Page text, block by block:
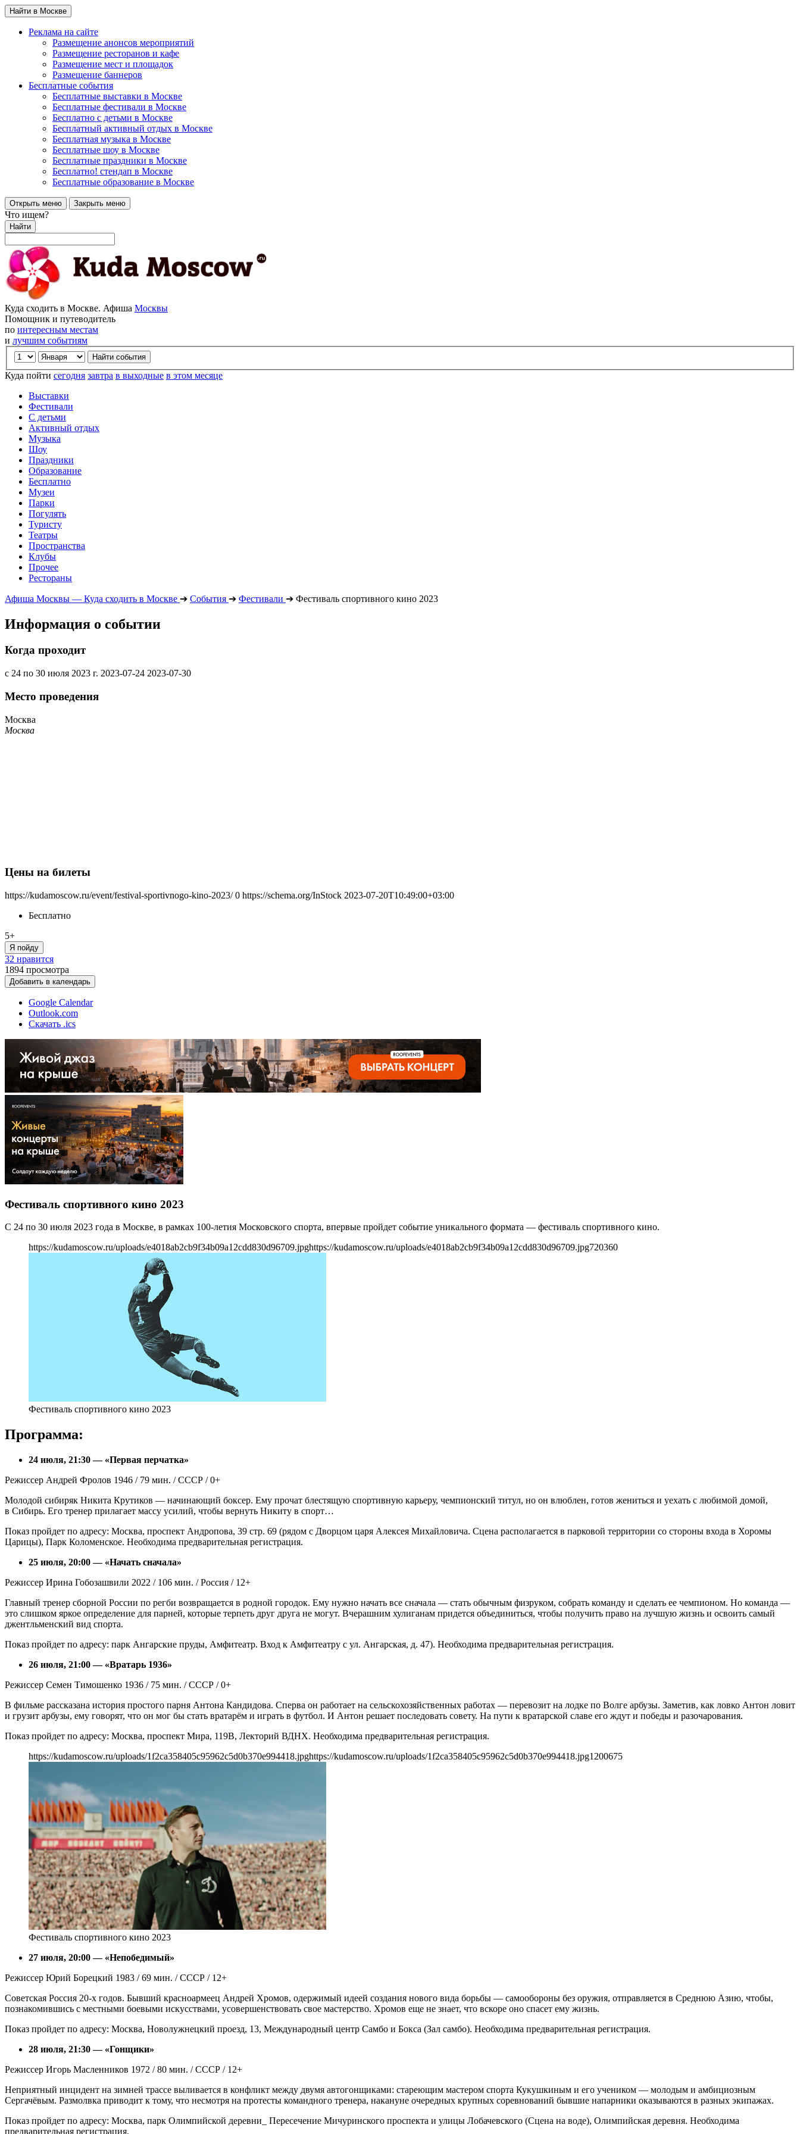
Найти в Москве
Реклама на сайте
Размещение анонсов мероприятий
Размещение ресторанов и кафе
Размещение мест и площадок
Размещение баннеров
Бесплатные события
Бесплатные выставки в Москве
Бесплатные фестивали в Москве
Бесплатно с детьми в Москве
Бесплатный активный отдых в Москве
Бесплатная музыка в Москве
Бесплатные шоу в Москве
Бесплатные праздники в Москве
Бесплатно! стендап в Москве
Бесплатные образование в Москве
Открыть меню Закрыть меню
Что ищем?
Найти
Куда сходить в Москве. Афиша Москвы
Помощник и путеводитель
по интересным местам
и лучшим событиям
Куда пойти сегодня завтра в выходные в этом месяце
Выставки
Фестивали
С детьми
Активный отдых
Музыка
Шоу
Праздники
Образование
Бесплатно
Музеи
Парки
Погулять
Туристу
Театры
Пространства
Клубы
Прочее
Рестораны
Афиша Москвы — Куда сходить в Москве ➔ События ➔ Фестивали ➔ Фестиваль спортивного кино 2023
Информация о событии
Когда проходит
с 24 по 30 июля 2023 г. 2023-07-24 2023-07-30
Место проведения
Москва
Москва
Цены на билеты
https://kudamoscow.ru/event/festival-sportivnogo-kino-2023/ 0 https://schema.org/InStock 2023-07-20T10:49:00+03:00
Бесплатно
5+
Я пойду
32 нравится
1894 просмотра
Добавить в календарь
Google Calendar
Outlook.com
Скачать .ics
Фестиваль спортивного кино 2023
С 24 по 30 июля 2023 года в Москве, в рамках 100-летия Московского спорта, впервые пройдет событие уникального формата — фестиваль спортивного кино.
https://kudamoscow.ru/uploads/e4018ab2cb9f34b09a12cdd830d96709.jpghttps://kudamoscow.ru/uploads/e4018ab2cb9f34b09a12cdd830d96709.jpg720360
Фестиваль спортивного кино 2023
Программа:
24 июля, 21:30 — «Первая перчатка»
Режиссер Андрей Фролов 1946 / 79 мин. / СССР / 0+
Молодой сибиряк Никита Крутиков — начинающий боксер. Ему прочат блестящую спортивную карьеру, чемпионский титул, но он влюблен, готов жениться и уехать с любимой домой,
в Сибирь. Его тренер прилагает массу усилий, чтобы вернуть Никиту в спорт…
Показ пройдет по адресу: Москва, проспект Андропова, 39 стр. 69 (рядом с Дворцом царя Алексея Михайловича. Сцена располагается в парковой территории со стороны входа в Хоромы
Царицы), Парк Коломенское. Необходима предварительная регистрация.
25 июля, 20:00 — «Начать сначала»
Режиссер Ирина Гобозашвили 2022 / 106 мин. / Россия / 12+
Главный тренер сборной России по регби возвращается в родной городок. Ему нужно начать все сначала — стать обычным физруком, собрать команду и сделать ее чемпионом. Но команда —
это слишком яркое определение для парней, которые терпеть друг друга не могут. Вчерашним хулиганам придется объединиться, чтобы получить право на лучшую жизнь и освоить самый
джентльменский вид спорта.
Показ пройдет по адресу: парк Ангарские пруды, Амфитеатр. Вход к Амфитеатру с ул. Ангарская, д. 47). Необходима предварительная регистрация.
26 июля, 21:00 — «Вратарь 1936»
Режиссер Семен Тимошенко 1936 / 75 мин. / СССР / 0+
В фильме рассказана история простого парня Антона Кандидова. Сперва он работает на сельскохозяйственных работах — перевозит на лодке по Волге арбузы. Заметив, как ловко Антон ловит
и грузит арбузы, ему говорят, что он мог бы стать вратарём и играть в футбол. И Антон решает последовать совету. На пути к вратарской славе его ждут и победы и разочарования.
Показ пройдет по адресу: Москва, проспект Мира, 119В, Лекторий ВДНХ. Необходима предварительная регистрация.
https://kudamoscow.ru/uploads/1f2ca358405c95962c5d0b370e994418.jpghttps://kudamoscow.ru/uploads/1f2ca358405c95962c5d0b370e994418.jpg1200675
Фестиваль спортивного кино 2023
27 июля, 20:00 — «Непобедимый»
Режиссер Юрий Борецкий 1983 / 69 мин. / СССР / 12+
Советская Россия 20-х годов. Бывший красноармеец Андрей Хромов, одержимый идеей создания нового вида борьбы — самообороны без оружия, отправляется в Среднюю Азию, чтобы,
познакомившись с местными боевыми искусствами, усовершенствовать свое мастерство. Хромов еще не знает, что вскоре оно спасет ему жизнь.
Показ пройдет по адресу: Москва, Новолужнецкий проезд, 13, Международный центр Самбо и Бокса (Зал самбо). Необходима предварительная регистрация.
28 июля, 21:30 — «Гонщики»
Режиссер Игорь Масленников 1972 / 80 мин. / СССР / 12+
Неприятный инцидент на зимней трассе выливается в конфликт между двумя автогонщиками: стареющим мастером спорта Кукушкиным и его учеником — молодым и амбициозным
Сергачёвым. Размолвка приводит к тому, что несмотря на протесты командного тренера, накануне очередных крупных соревнований бывшие напарники оказываются в разных экипажах.
Показ пройдет по адресу: Москва, парк Олимпийской деревни_ Пересечение Мичуринского проспекта и улицы Лобачевского (Сцена на воде), Олимпийская деревня. Необходима
предварительная регистрация.